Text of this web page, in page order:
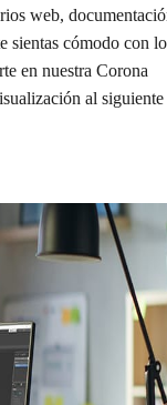
web,
sientas cómodo con
en nuestra Corona
al siguiente